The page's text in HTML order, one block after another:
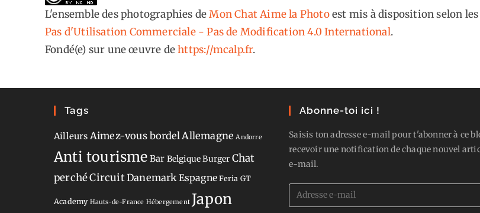
L'ensemble des photographies deMon Chat Aime la Photoest mis à disposition selon
Pas d'Utilisation Commerciale - Pas de Modification 4.0 International.
Fondé(e) sur une œuvre dehttps://mcalp.fr.
Tags
Ailleurs Aimez-vous bordel Allemagne Andorre
Anti tourisme Bar BelgiqueBurger Chat
perchéCircuitDanemark Espagne Feria GT
Academy Hauts-de-France Hébergement Japon
Abonne-toi ici !
Saisis ton adresse e-mail pour t'abonner à ce
recevoir une notification de chaque nouvel
e-mail.
Adresse
e-